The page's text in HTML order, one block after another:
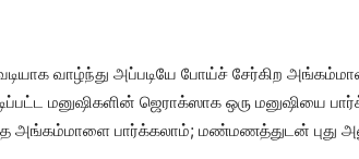
வாழ்ந்து அப்படியே போய்ச் சேர்கிற
மனுஷிகளின் ஜெராக்ஸாக ஒரு மனுஷியை
அங்கம்மாளை பார்க்கலாம்; மண்மணத்துடன் புது